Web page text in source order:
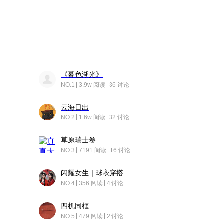
《暮色湖光》
NO.1 3.9w 阅读 36 讨论
云海日出
NO.2 1.6w 阅读 32 讨论
草原瑞士卷
NO.3 7191 阅读 16 讨论
闪耀女生｜球衣穿搭
NO.4 356 阅读 4 讨论
四机同框
NO.5 479 阅读 2 讨论